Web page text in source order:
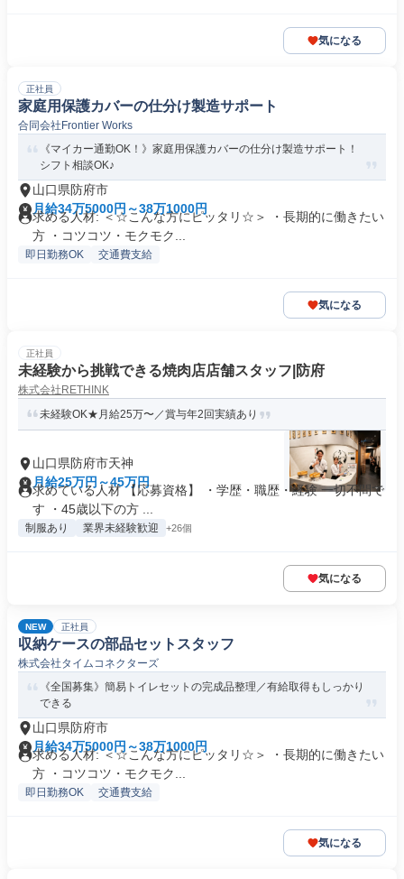
気になる
正社員
家庭用保護カバーの仕分け製造サポート
合同会社Frontier Works
《マイカー通勤OK！》家庭用保護カバーの仕分け製造サポート！
シフト相談OK♪
山口県防府市
月給34万5000円～38万1000円
求める人材: ＜☆こんな方にピッタリ☆＞ ・長期的に働きたい
方 ・コツコツ・モクモク...
即日勤務OK 交通費支給
気になる
正社員
未経験から挑戦できる焼肉店店舗スタッフ|防府
株式会社RETHINK
未経験OK★月給25万〜／賞与年2回実績あり
山口県防府市天神
月給25万円～45万円
求めている人材 【応募資格】 ・学歴・職歴・経験 一切不問で
す ・45歳以下の方 ...
制服あり 業界未経験歓迎 +26個
気になる
NEW 正社員
収納ケースの部品セットスタッフ
株式会社タイムコネクターズ
《全国募集》簡易トイレセットの完成品整理／有給取得もしっかり
できる
山口県防府市
月給34万5000円～38万1000円
求める人材: ＜☆こんな方にピッタリ☆＞ ・長期的に働きたい
方 ・コツコツ・モクモク...
即日勤務OK 交通費支給
気になる